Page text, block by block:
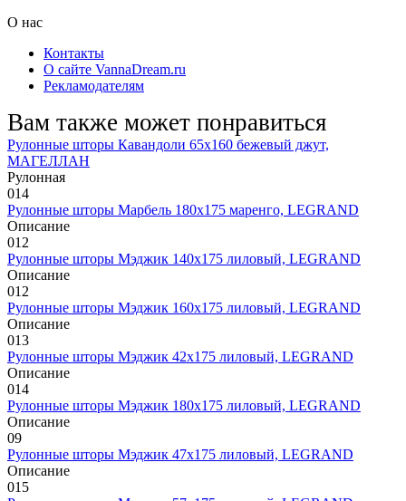
О нас
Контакты
О сайте VannaDream.ru
Рекламодателям
Вам также может понравиться
Рулонные шторы Кавандоли 65х160 бежевый джут,
МАГЕЛЛАН
Рулонная
014
Рулонные шторы Марбель 180х175 маренго, LEGRAND
Описание
012
Рулонные шторы Мэджик 140х175 лиловый, LEGRAND
Описание
012
Рулонные шторы Мэджик 160х175 лиловый, LEGRAND
Описание
013
Рулонные шторы Мэджик 42х175 лиловый, LEGRAND
Описание
014
Рулонные шторы Мэджик 180х175 лиловый, LEGRAND
Описание
09
Рулонные шторы Мэджик 47х175 лиловый, LEGRAND
Описание
015